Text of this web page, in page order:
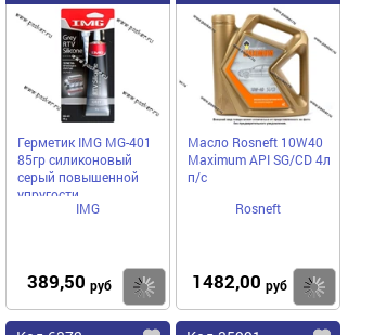
Герметик IMG MG-401
85гр силиконовый
серый повышенной
упругости
IMG
389,50 руб Купить
Масло Rosneft 10W40
Maximum API SG/CD 4л
п/с
Rosneft
1482,00 руб